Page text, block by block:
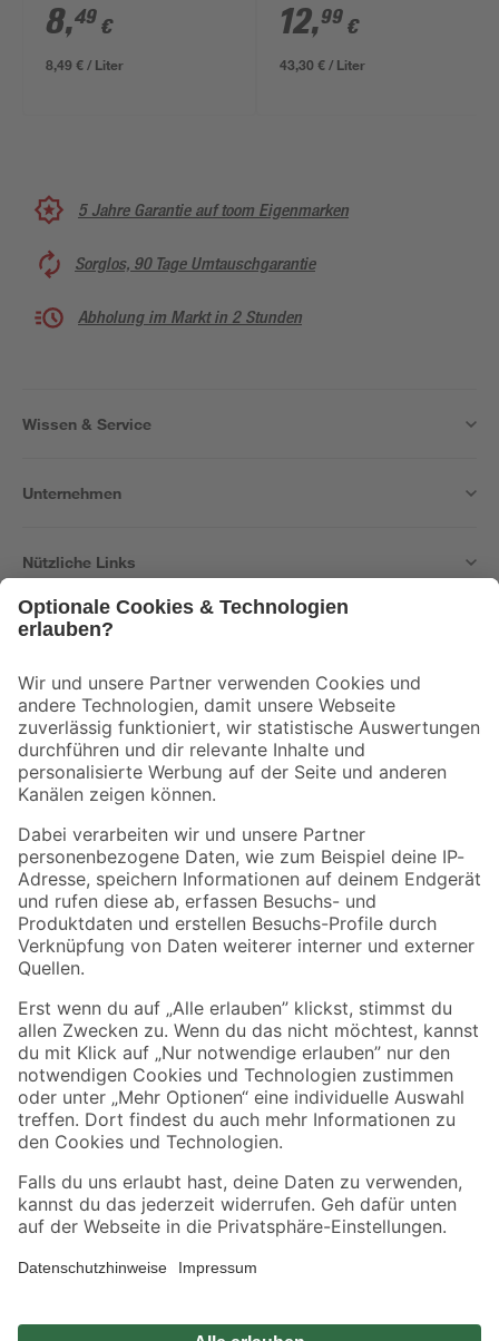
ml
8,49 €
8,49 € / Liter
12,99 €
43,30 € / Liter
5 Jahre Garantie auf toom Eigenmarken
Sorglos, 90 Tage Umtauschgarantie
Abholung im Markt in 2 Stunden
Wissen & Service
Unternehmen
Nützliche Links
Der toom Newsletter: Keine Angebote und Aktionen mehr verpassen!
Zur Newsletter Anmeldung
Folge uns
Zahlungsarten Versandarten
Sicher einkaufen
Jetzt die toom-App herunterladen
Alle Preisangaben in EUR inkl. gesetzl. MwSt.. Die dargestellten Angebote sind unter
Umständen nicht in allen Märkten verfügbar. Die angegebenen Verfügbarkeiten beziehen
Produkte nur solange der Vorrat reicht.
*Paketversand ab 59 € versandkostenfrei, gilt nicht für Artikel mit Speditionsversand, hier